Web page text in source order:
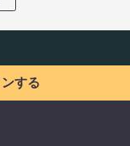
する